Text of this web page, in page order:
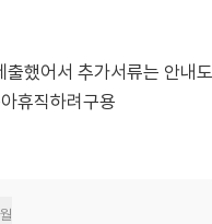
했어서 추가서류는 안내
휴직하려구용